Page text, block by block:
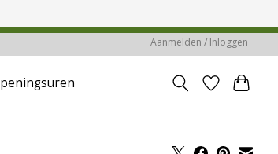
Aanmelden / Inloggen